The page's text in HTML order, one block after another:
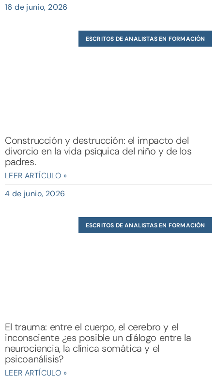
16 de junio, 2026
ESCRITOS DE ANALISTAS EN FORMACIÓN
Construcción y destrucción: el impacto del
divorcio en la vida psíquica del niño y de los
padres.
LEER ARTÍCULO »
4 de junio, 2026
ESCRITOS DE ANALISTAS EN FORMACIÓN
El trauma: entre el cuerpo, el cerebro y el
inconsciente ¿es posible un diálogo entre la
neurociencia, la clínica somática y el
psicoanálisis?
LEER ARTÍCULO »